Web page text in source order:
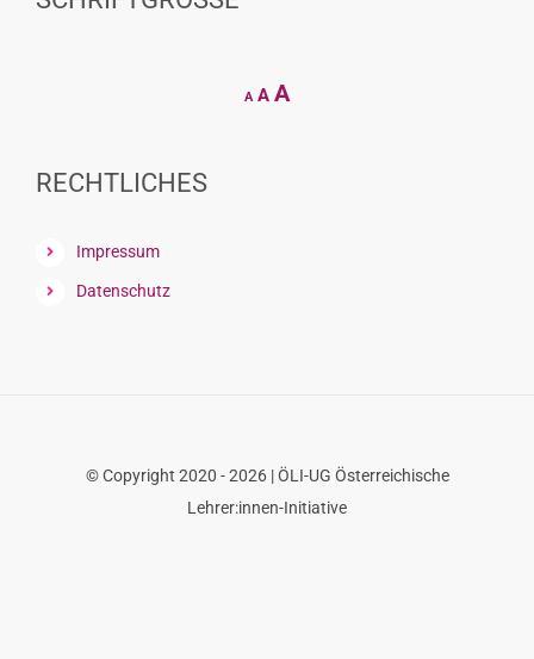
A
Decrease
font
A Reset
AIncrease
RECHTLICHES
Impressum
Datenschutz
© Copyright 2020 - 2026 | ÖLI-UG Österreichische
Lehrer:innen-Initiative